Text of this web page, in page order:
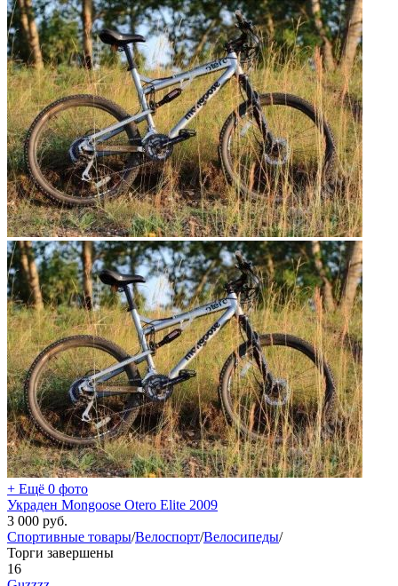
+ Ещё 0 фото
Украден Mongoose Otero Elite 2009
3 000 руб.
Спортивные товары/Велоспорт/Велосипеды/
Торги завершены
16